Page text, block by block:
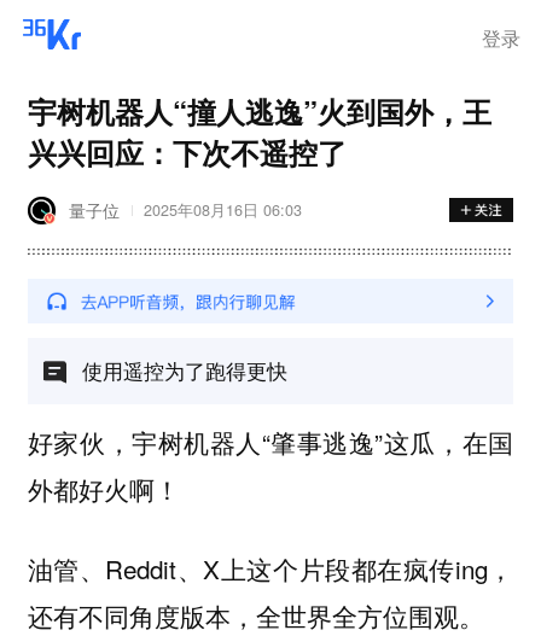
登录
宇树机器人“撞人逃逸”火到国外，王
兴兴回应：下次不遥控了
量子位 2025年08月16日 06:03
使用遥控为了跑得更快
好家伙，宇树机器人“肇事逃逸”这瓜，在国
外都好火啊！
油管、Reddit、X上这个片段都在疯传ing，
还有不同角度版本，全世界全方位围观。